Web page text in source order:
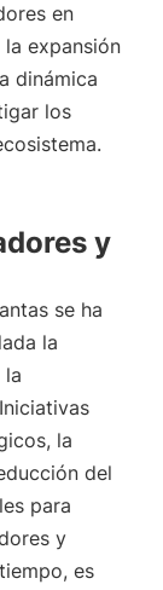
en
expansión
dinámica
los
y
se ha
la
la
la
del
para
y
es